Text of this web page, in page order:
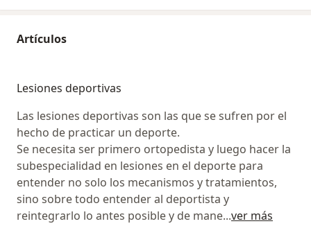
Artículos
Lesiones deportivas
Las lesiones deportivas son las que se sufren por el
hecho de practicar un deporte.
Se necesita ser primero ortopedista y luego hacer la
subespecialidad en lesiones en el deporte para
entender no solo los mecanismos y tratamientos,
sino sobre todo entender al deportista y
reintegrarlo lo antes posible y de mane...ver más